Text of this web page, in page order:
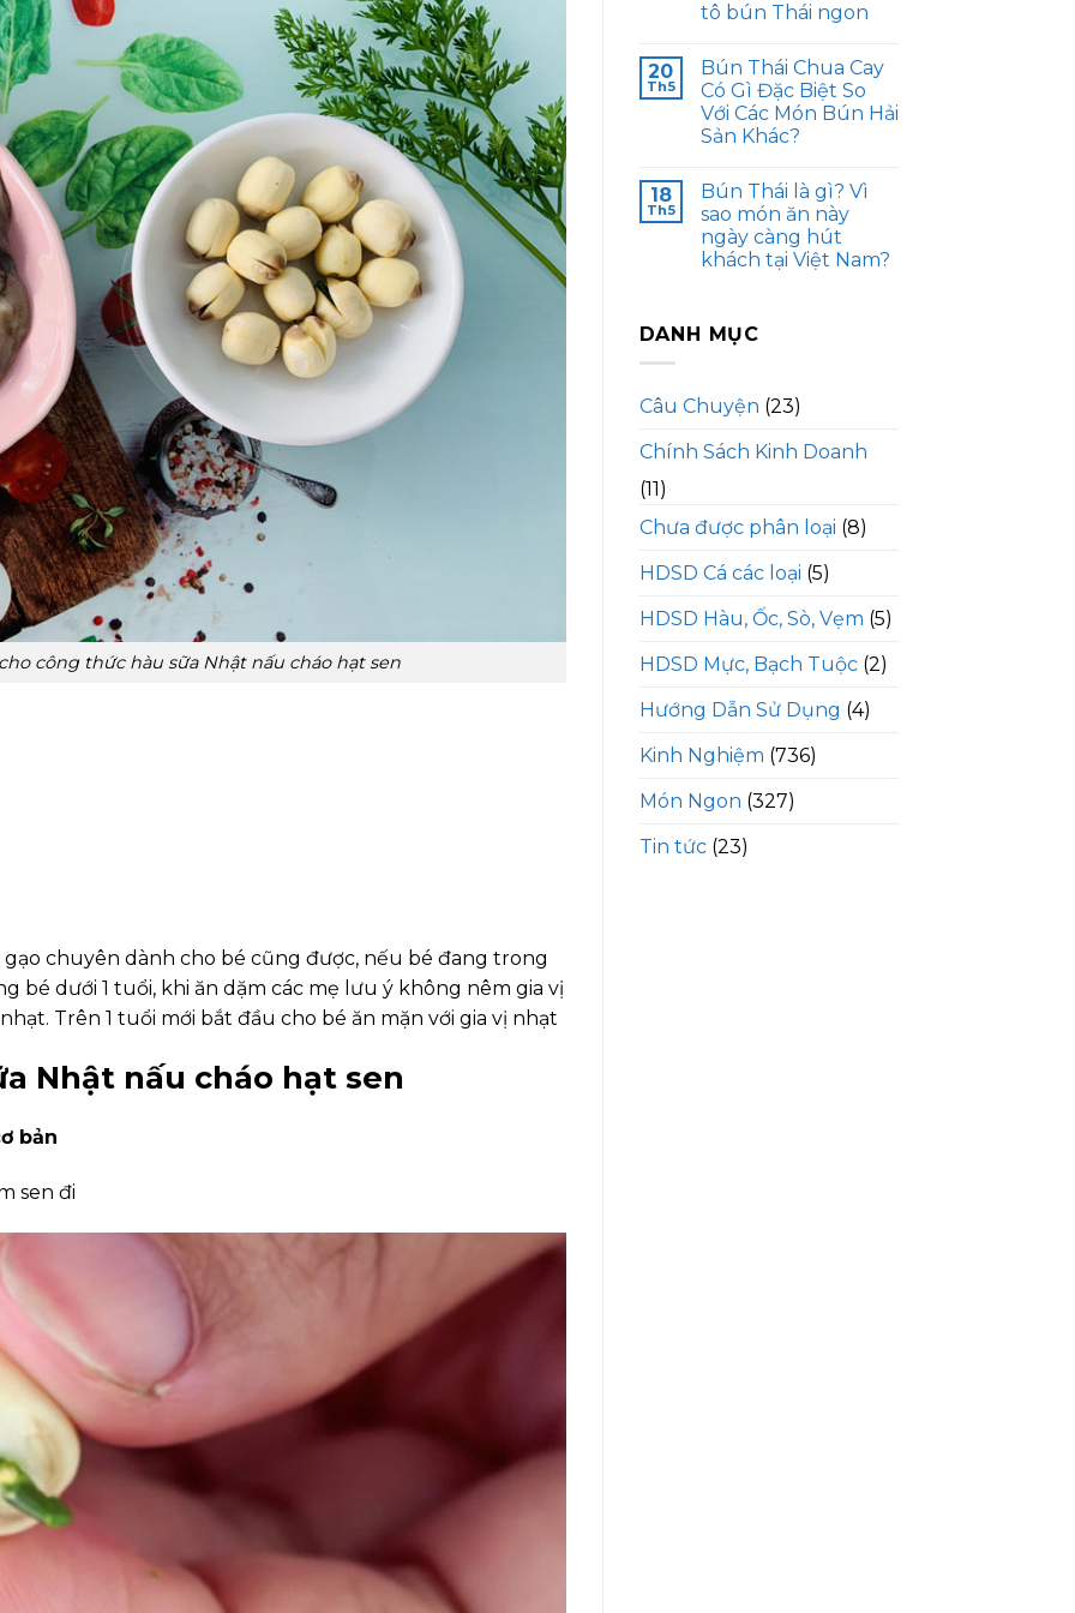
công thức hàu sữa Nhật nấu cháo hạt sen
chuyên dành cho bé cũng được, nếu bé đang trong
bé dưới 1 tuổi, khi ăn dặm các mẹ lưu ý không nêm gia vị
Trên 1 tuổi mới bắt đầu cho bé ăn mặn với gia vị nhạt
Nhật nấu cháo hạt sen
bản
sen đi
tô bún Thái ngon
20
Th5
Bún Thái Chua Cay
Có Gì Đặc Biệt So
Với Các Món Bún Hải
Sản Khác?
18
Th5
Bún Thái là gì? Vì
sao món ăn này
ngày càng hút
khách tại Việt Nam?
DANH MỤC
Câu Chuyện (23)
Chính Sách Kinh Doanh
(11)
Chưa được phân loại (8)
HDSD Cá các loại (5)
HDSD Hàu, Ốc, Sò, Vẹm (5)
HDSD Mực, Bạch Tuộc(2)
Hướng Dẫn Sử Dụng (4)
Kinh Nghiệm (736)
Món Ngon (327)
Tin tức(23)